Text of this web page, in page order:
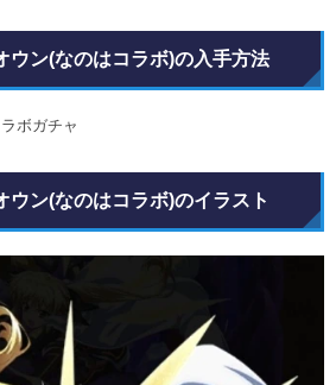
ウン(なのはコラボ)の入手方法
ボガチャ
ウン(なのはコラボ)のイラスト